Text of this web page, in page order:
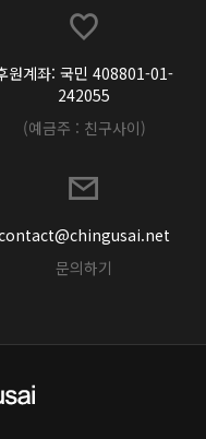
원계좌: 국민 408801-01-
242055
(예금주 : 친구사이)
문의하기